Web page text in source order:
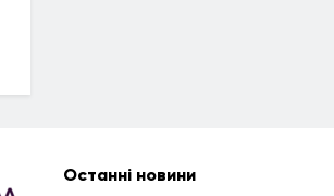
Останні новини